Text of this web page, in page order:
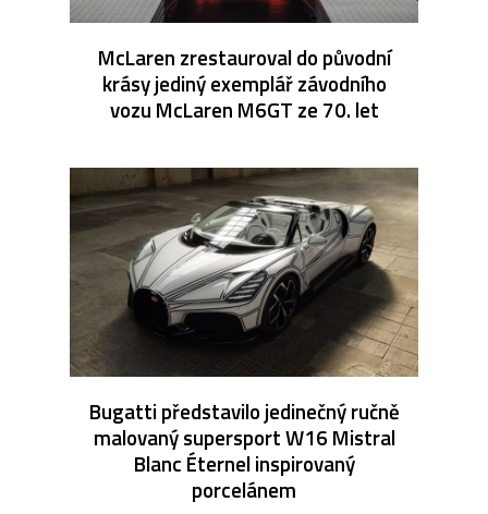
McLaren zrestauroval do původní
krásy jediný exemplář závodního
vozu McLaren M6GT ze 70. let
Bugatti představilo jedinečný ručně
malovaný supersport W16 Mistral
Blanc Éternel inspirovaný
porcelánem